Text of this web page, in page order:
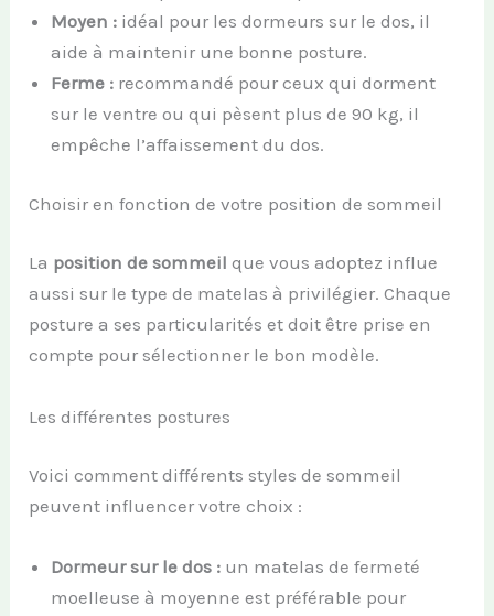
Moyen : idéal pour les dormeurs sur le dos, il
aide à maintenir une bonne posture.
Ferme : recommandé pour ceux qui dorment
sur le ventre ou qui pèsent plus de 90 kg, il
empêche l’affaissement du dos.
Choisir en fonction de votre position de sommeil
La position de sommeil que vous adoptez influe
aussi sur le type de matelas à privilégier. Chaque
posture a ses particularités et doit être prise en
compte pour sélectionner le bon modèle.
Les différentes postures
Voici comment différents styles de sommeil
peuvent influencer votre choix :
Dormeur sur le dos : un matelas de fermeté
moelleuse à moyenne est préférable pour